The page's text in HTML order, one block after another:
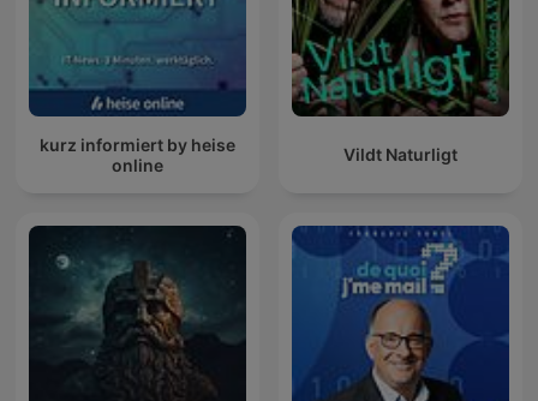
kurz informiert by heise
online
Vildt Naturligt